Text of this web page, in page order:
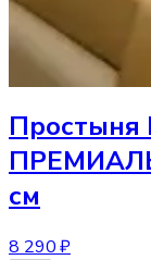
Простыня
см
8 290 ₽